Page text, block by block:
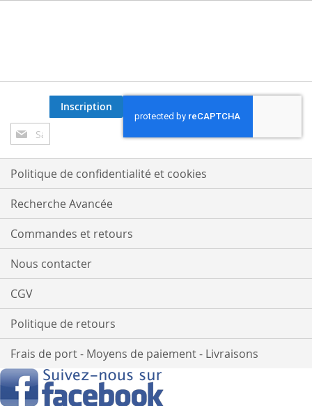
Inscription
à
notre
lettre
d’information
:
Inscription
Politique de confidentialité et cookies
Recherche Avancée
Commandes et retours
Nous contacter
CGV
Politique de retours
Frais de port - Moyens de paiement - Livraisons